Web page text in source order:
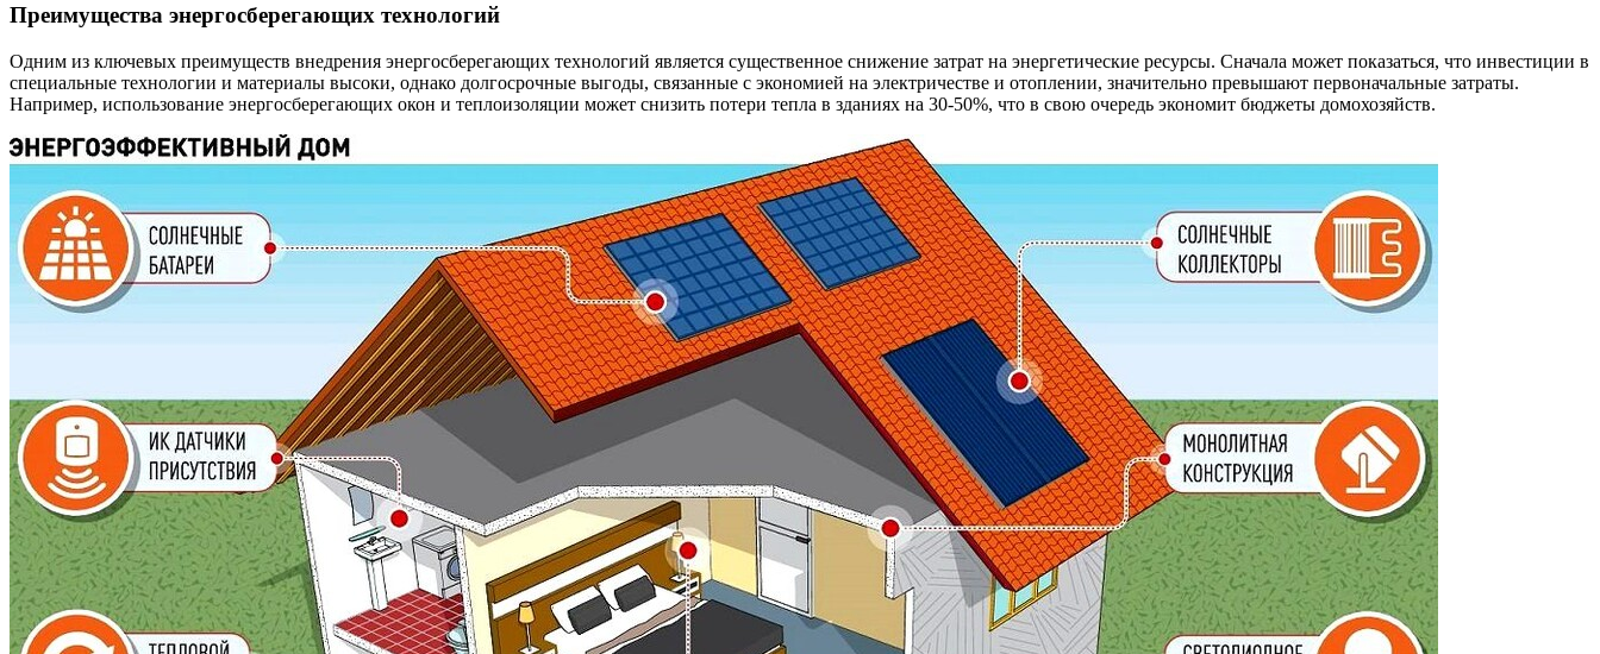
Преимущества энергосберегающих технологий
Одним из ключевых преимуществ внедрения энергосберегающих технологий является существенное снижение затрат на энергетические ресурсы. Сначала может показаться, что инвестиции в
специальные технологии и материалы высоки, однако долгосрочные выгоды, связанные с экономией на электричестве и отоплении, значительно превышают первоначальные затраты.
Например, использование энергосберегающих окон и теплоизоляции может снизить потери тепла в зданиях на 30-50%, что в свою очередь экономит бюджеты домохозяйств.